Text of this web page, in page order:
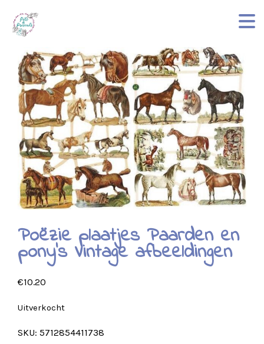
Poëzie plaatjes Paarden en
pony's Vintage afbeeldingen
€10.20
Uitverkocht
SKU: 5712854411738